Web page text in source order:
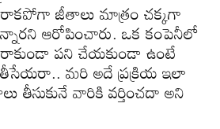
జీతాలు మాత్రం చ‌క్క‌గా
ఆరోపించారు. ఒక కంపెనీలో
ప‌ని చేయ‌కుండా ఉంటే
తీసేయ‌రా.. మ‌రి అదే ప్ర‌క్రియ ఇలా
తీసుకునే వారికి వ‌ర్తించ‌దా అని